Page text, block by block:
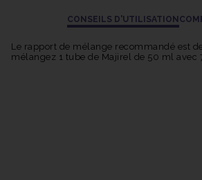
CONSEILS D'UTILISATION
Le rapport de mélange recommandé est
mélangez 1 tube de Majirel de 50 ml avec